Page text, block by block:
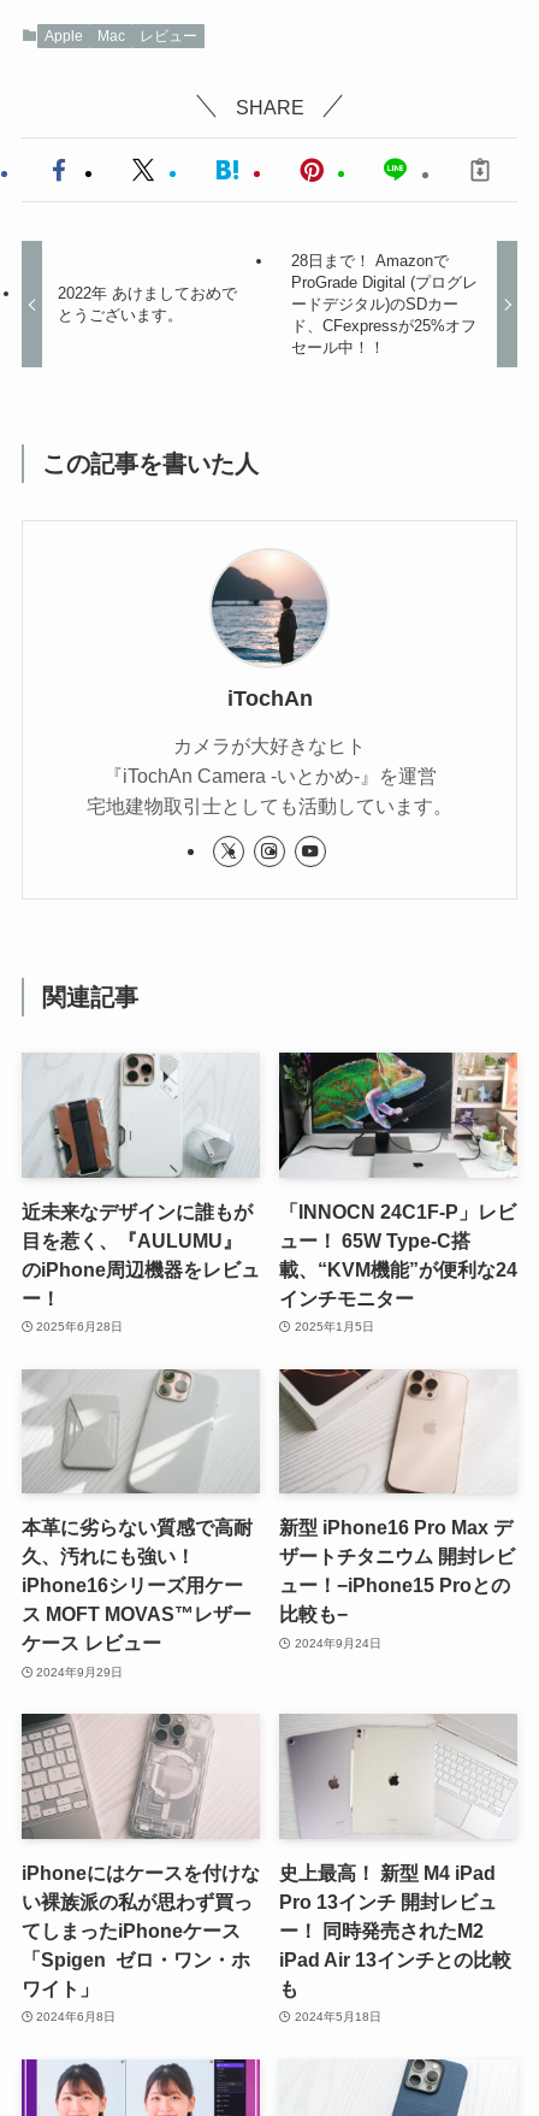
Apple Mac レビュー
SHARE
2022年 あけましておめで
とうございます。
28日まで！ Amazonで
ProGrade Digital (プログレ
ードデジタル)のSDカー
ド、CFexpressが25%オフ
セール中！！
この記事を書いた人
iTochAn
カメラが大好きなヒト
『iTochAn Camera -いとかめ-』を運営
宅地建物取引士としても活動しています。
関連記事
近未来なデザインに誰もが
目を惹く、『AULUMU』
のiPhone周辺機器をレビュ
ー！
2025年6月28日
「INNOCN 24C1F-P」レビ
ュー！ 65W Type-C搭
載、“KVM機能”が便利な24
インチモニター
2025年1月5日
本革に劣らない質感で高耐
久、汚れにも強い！
iPhone16シリーズ用ケー
ス MOFT MOVAS™レザー
ケース レビュー
2024年9月29日
新型 iPhone16 Pro Max デ
ザートチタニウム 開封レビ
ュー！−iPhone15 Proとの
比較も−
2024年9月24日
iPhoneにはケースを付けな
い裸族派の私が思わず買っ
てしまったiPhoneケース
「Spigen ゼロ・ワン・ホ
ワイト」
2024年6月8日
史上最高！ 新型 M4 iPad
Pro 13インチ 開封レビュ
ー！ 同時発売されたM2
iPad Air 13インチとの比較
も
2024年5月18日